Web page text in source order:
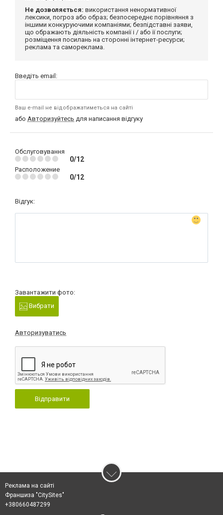
Не дозволяється: використання ненормативної
лексики, погроз або образ; безпосереднє порівняння з
іншими конкуруючими компаніями; безпідставні заяви,
що ображають діяльність компанії і / або її послуги;
розміщення посилань на сторонні інтернет-ресурси;
реклама та самореклама.
Введіть email:
Ваш e-mail не відображатиметься на сайті
або Авторизуйтесь для написання відгуку
Обслуговування
0/12
Расположение
0/12
Відгук:
Завантажити фото:
Вибрати
Авторизуватись
Відправити
Реклама на сайті
Франшиза "CitySites"
+380660487299